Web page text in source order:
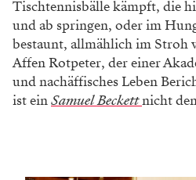
Tischtennisbälle kämpft, die
und ab springen, oder im
bestaunt, allmählich im Stroh
Affen Rotpeter, der einer
und nachäffisches Leben
ist einSamuel Beckettnicht